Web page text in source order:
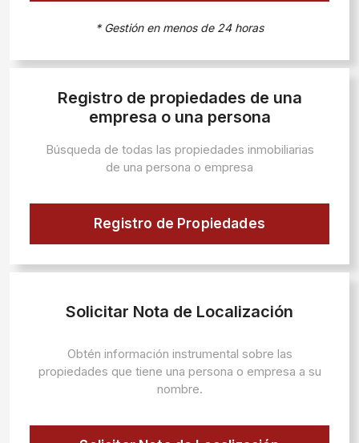
* Gestión en menos de 24 horas
Registro de propiedades de una
empresa o una persona
Búsqueda de todas las propiedades inmobiliarias
de una persona o empresa
Registro de Propiedades
Solicitar Nota de Localización
Obtén información instrumental sobre las
propiedades que tiene una persona o empresa a su
nombre.